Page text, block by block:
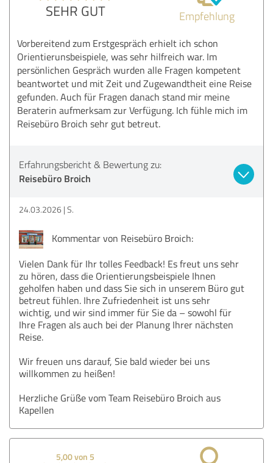
SEHR GUT Empfehlung
Vorbereitend zum Erstgespräch erhielt ich schon
Orientierunsbeispiele, was sehr hilfreich war. Im
persönlichen Gespräch wurden alle Fragen kompetent
beantwortet und mit Zeit und Zugewandtheit eine Reise
gefunden. Auch für Fragen danach stand mir meine
Beraterin aufmerksam zur Verfügung. Ich fühle mich im
Reisebüro Broich sehr gut betreut.
Erfahrungsbericht & Bewertung zu:
Reisebüro Broich
24.03.2026 S.
Kommentar von Reisebüro Broich:
Vielen Dank für Ihr tolles Feedback! Es freut uns sehr
zu hören, dass die Orientierungsbeispiele Ihnen
geholfen haben und dass Sie sich in unserem Büro gut
betreut fühlen. Ihre Zufriedenheit ist uns sehr
wichtig, und wir sind immer für Sie da – sowohl für
Ihre Fragen als auch bei der Planung Ihrer nächsten
Reise.
Wir freuen uns darauf, Sie bald wieder bei uns
willkommen zu heißen!
Herzliche Grüße vom Team Reisebüro Broich aus
Kapellen
5,00 von 5